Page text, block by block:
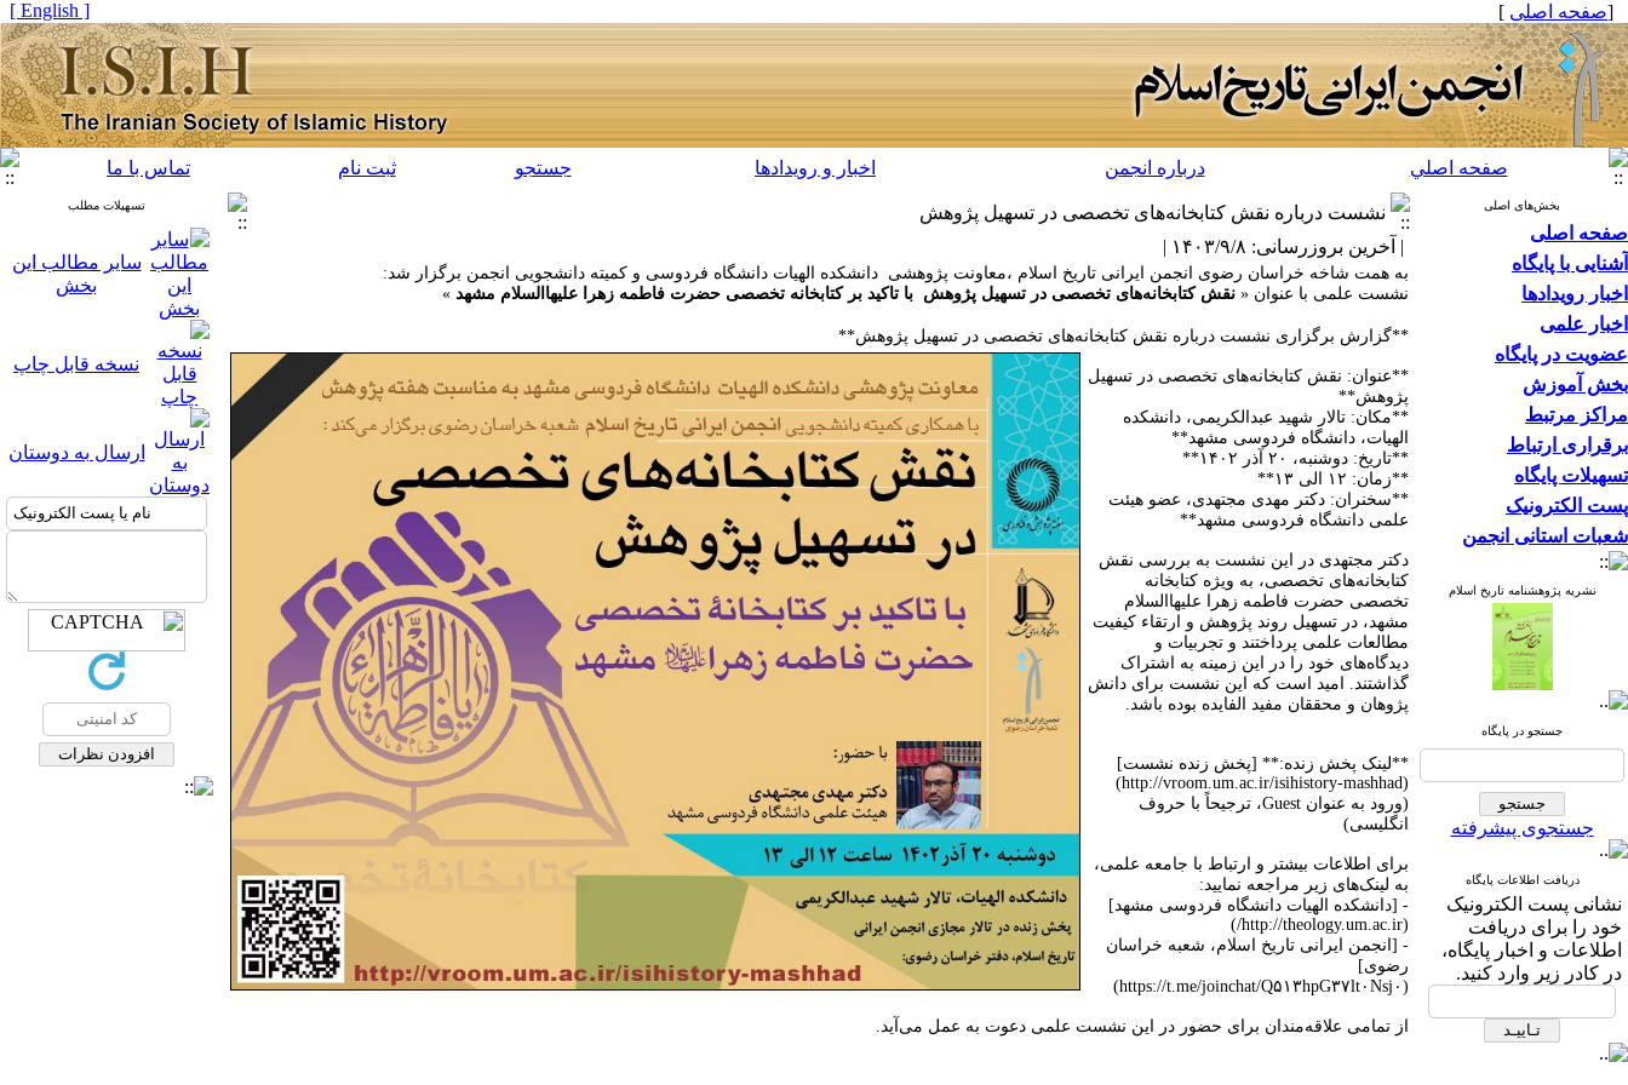
[صفحه اصلی ]
[ English ]
صفحه اصلي درباره انجمن اخبار و رویدادها جستجو ثبت نام تماس با ما
بخش‌های اصلی
صفحه اصلی
آشنایی با پایگاه
اخبار رویدادها
اخبار علمی
عضویت در پایگاه
بخش آموزش
مراکز مرتبط
برقراری ارتباط
تسهیلات پایگاه
پست الکترونیک
شعبات استانی انجمن
نشریه پژوهشنامه تاریخ اسلام
جستجو در پایگاه
جستجوی پیشرفته
دریافت اطلاعات پایگاه
نشانی پست الکترونیک
خود را برای دریافت
اطلاعات و اخبار پایگاه،
در کادر زیر وارد کنید.
نشست درباره نقش کتابخانه‌های تخصصی در تسهیل پژوهش
| آخرین بروزرسانی: ۱۴۰۳/۹/۸ |
به همت شاخه خراسان رضوی انجمن ایرانی تاریخ اسلام ،معاونت پژوهشی دانشکده الهیات دانشگاه فردوسی و کمیته دانشجویی انجمن برگزار شد:
نشست علمی با عنوان « نقش کتابخانه‌های تخصصی در تسهیل پژوهش با تاکید بر کتابخانه تخصصی حضرت فاطمه زهرا علیهاالسلام مشهد‌ »
**گزارش برگزاری نشست درباره نقش کتابخانه‌های تخصصی در تسهیل پژوهش**
**عنوان: نقش کتابخانه‌های تخصصی در تسهیل
پژوهش**
**مکان: تالار شهید عبدالکریمی، دانشکده
الهیات، دانشگاه فردوسی مشهد**
**تاریخ: دوشنبه، ۲۰ آذر ۱۴۰۲**
**زمان: ۱۲ الی ۱۳**
**سخنران: دکتر مهدی مجتهدی، عضو هیئت
علمی دانشگاه فردوسی مشهد**
دکتر مجتهدی در این نشست به بررسی نقش
کتابخانه‌های تخصصی، به ویژه کتابخانه
تخصصی حضرت فاطمه زهرا علیهاالسلام
مشهد، در تسهیل روند پژوهش و ارتقاء کیفیت
مطالعات علمی پرداختند و تجربیات و
دیدگاه‌های خود را در این زمینه به اشتراک
گذاشتند. امید است که این نشست برای دانش
پژوهان و محققان مفید الفایده بوده باشد.
**لینک پخش زنده:** [پخش زنده نشست]
(http://vroom.um.ac.ir/isihistory-mashhad)
(ورود به عنوان Guest، ترجیحاً با حروف
انگلیسی)
برای اطلاعات بیشتر و ارتباط با جامعه علمی،
به لینک‌های زیر مراجعه نمایید:
- [دانشکده الهیات دانشگاه فردوسی مشهد]
(http://theology.um.ac.ir/)
- [انجمن ایرانی تاریخ اسلام، شعبه خراسان
رضوی]
(https://t.me/joinchat/Q۵۱۳hpG۳۷lt۰Nsj۰)
از تمامی علاقه‌مندان برای حضور در این نشست علمی دعوت به عمل می‌آید.
تسهیلات مطلب
سایر مطالب این
بخش
نسخه قابل چاپ
ارسال به دوستان